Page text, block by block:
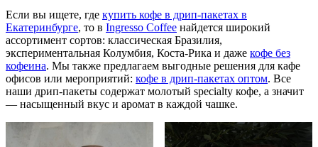
Если вы ищете, где купить кофе в дрип-пакетах в
Екатеринбурге, то в Ingresso Coffee найдется широкий
ассортимент сортов: классическая Бразилия,
экспериментальная Колумбия, Коста-Рика и даже кофе без
кофеина. Мы также предлагаем выгодные решения для кафе
офисов или мероприятий: кофе в дрип-пакетах оптом. Все
наши дрип-пакеты содержат молотый specialty кофе, а значит
— насыщенный вкус и аромат в каждой чашке.